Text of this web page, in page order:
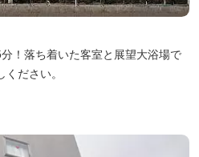
！落ち着いた客室と展望大浴場で
ださい。